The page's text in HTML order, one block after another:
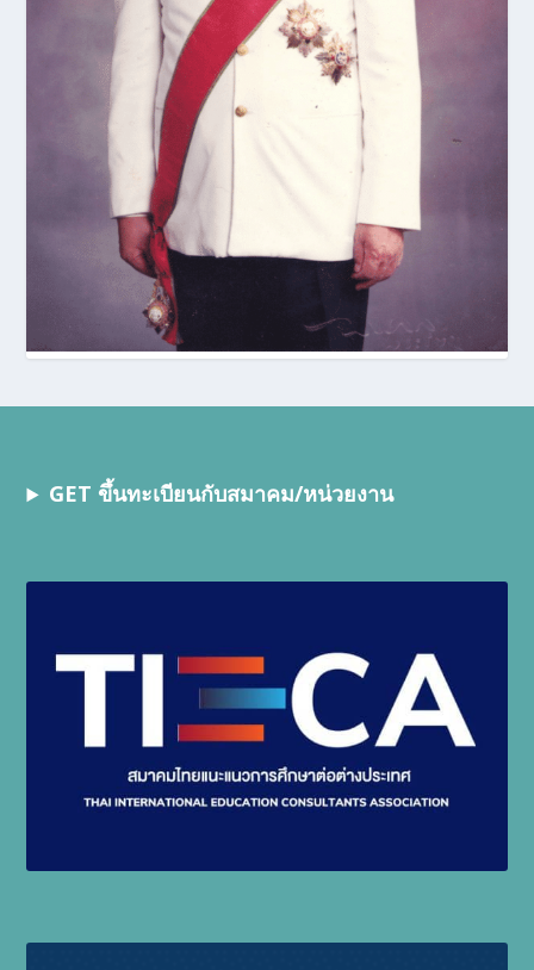
GET ขึ้นทะเบียนกับสมาคม/หน่วยงาน